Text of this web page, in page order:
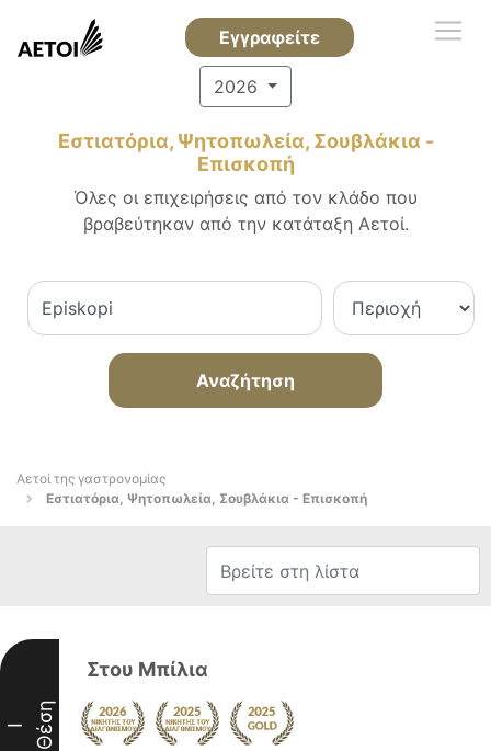
Εγγραφείτε
2026
Εστιατόρια, Ψητοπωλεία, Σουβλάκια -
Επισκοπή
Όλες οι επιχειρήσεις από τον κλάδο που
βραβεύτηκαν από την κατάταξη Αετοί.
Αναζήτηση
Αετοί της γαστρονομίας
Εστιατόρια, Ψητοπωλεία, Σουβλάκια - Επισκοπή
I Θέση
Στου Μπίλια